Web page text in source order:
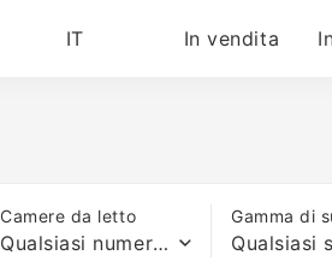
IT In vendita
Camere da letto
Qualsiasi numero di letti
Gamma di